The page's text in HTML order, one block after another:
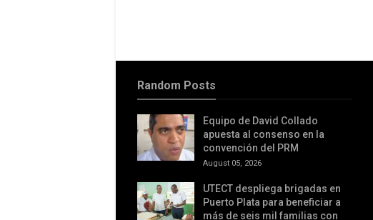
Random Posts
Equipo de David Collado
apuesta al consenso en la
convención del PRM
August 05, 2026
UTECT despliega brigadas en
Puerto Plata para beneficiar a
más de seis mil familias con